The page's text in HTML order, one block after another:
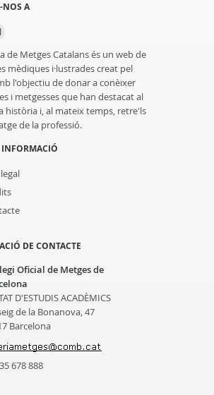
NOS A
de Metges Catalans és un web de
mèdiques i·lustrades creat pel
l'objectiu de donar a conèixer
i metgesses que han destacat al
història i, al mateix temps, retre'ls
de la professió.
INFORMACIÓ
DE CONTACTE
Oficial de Metges de
D'ESTUDIS ACADÈMICS
de la Bonanova, 47
Barcelona
678 888